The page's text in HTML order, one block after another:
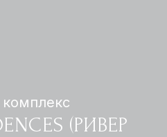
(РИВЕР